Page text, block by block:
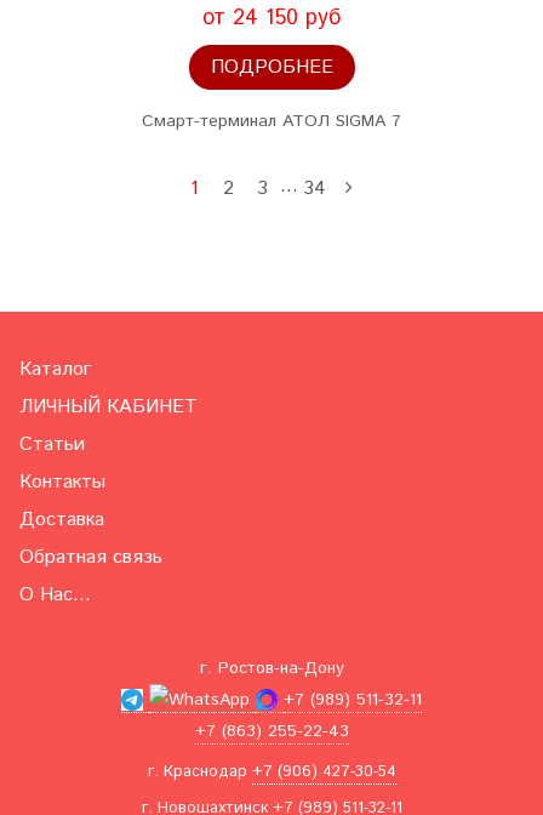
от 24 150 руб
ПОДРОБНЕЕ
Смарт-терминал АТОЛ SIGMA 7
1 2 3 … 34
Каталог
ЛИЧНЫЙ КАБИНЕТ
Статьи
Контакты
Доставка
Обратная связь
О Нас...
г. Ростов-на-Дону
+7 (989) 511-32-11
+7 (863) 255-22-43
г. Краснодар +7 (906) 427-30-54
г. Новошахтинск +7 (989) 511-32-11